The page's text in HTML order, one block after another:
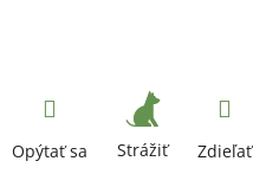
Opýtať sa Strážiť Zdieľať